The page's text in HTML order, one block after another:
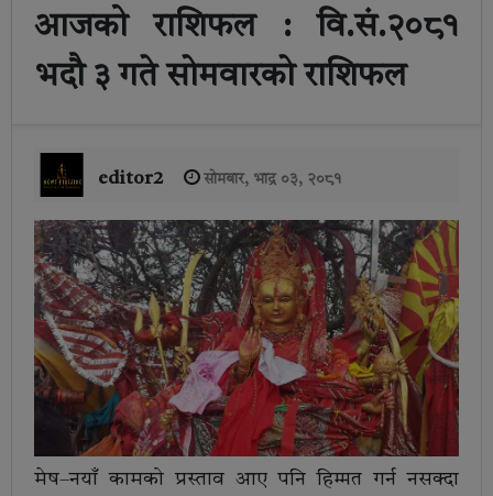
आजको राशिफल : वि.सं.२०८१
भदाै ३ गते साेमवारकाे राशिफल
editor2 सोमबार, भाद्र ०३, २०८१
मेष–नयाँ कामको प्रस्ताव आए पनि हिम्मत गर्न नसक्दा